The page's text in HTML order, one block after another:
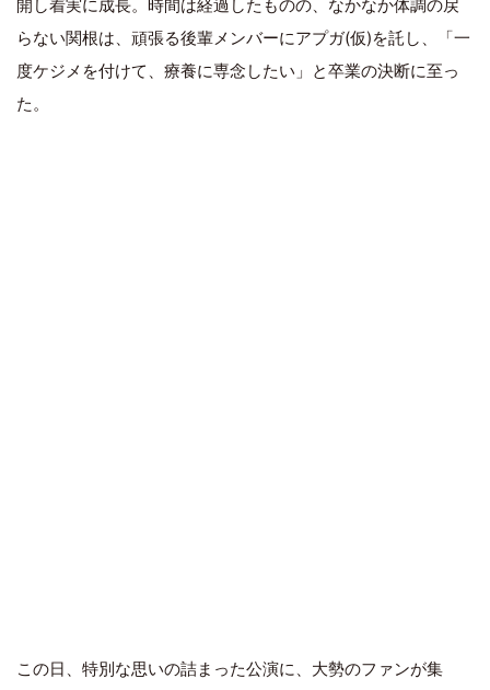
開し着実に成長。時間は経過したものの、なかなか体調の戻
らない関根は、頑張る後輩メンバーにアプガ(仮)を託し、「一
度ケジメを付けて、療養に専念したい」と卒業の決断に至っ
た。
この日、特別な思いの詰まった公演に、大勢のファンが集